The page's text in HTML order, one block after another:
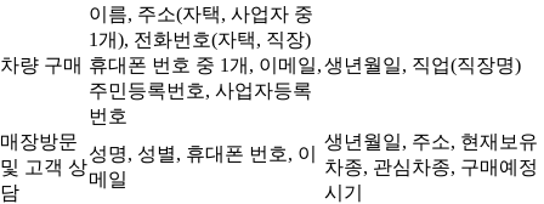
차량 구매
이름, 주소(자택, 사업자 중
1개), 전화번호(자택, 직장)
휴대폰 번호 중 1개, 이메일,
주민등록번호, 사업자등록
번호
생년월일, 직업(직장명)
매장방문
및 고객 상
담
성명, 성별, 휴대폰 번호, 이
메일
생년월일, 주소, 현재보유
차종, 관심차종, 구매예정
시기